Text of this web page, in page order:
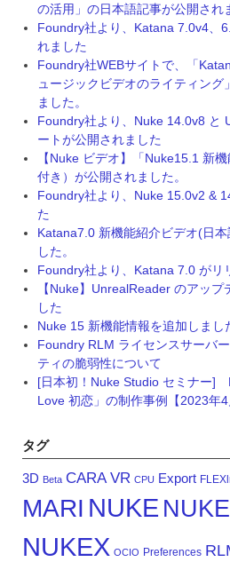
の活用」の日本語記事が公開され
Foundry社より、Katana 7.0v4、
れました
Foundry社WEBサイトで、「
ュージックビデオのライティン
ました。
Foundry社より、Nuke 14.0v8 と
ートが公開されました
【Nuke ビデオ】「Nuke15.1 新
付き）が公開されました。
Foundry社より、Nuke 15.0v2 &
た
Katana7.0 新機能紹介ビデオ(日
した。
Foundry社より、Katana 7.0 がリ
【Nuke】UnrealReader のアッ
した
Nuke 15 新機能情報を追加しまし
Foundry RLM ライセンスサーバ
ティの脆弱性について
[日本初！Nuke Studio セミナー]
Love 初恋」の制作事例【2023年4
タグ
3D Beta CARA VR CPU Export
MARI NUKE
NUKEX OCIO Preferences